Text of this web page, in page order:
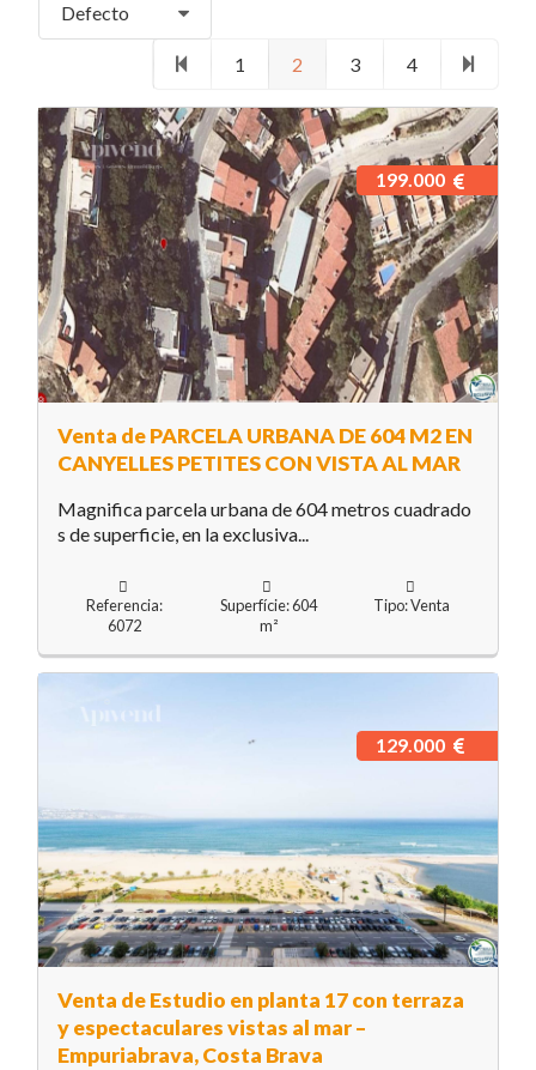
Defecto
1 2 3 4
Venta de PARCELA URBANA DE 604 M2 EN
CANYELLES PETITES CON VISTA AL MAR
199.000
Magnifica parcela urbana de 604 metros cuadrado
s de superficie, en la exclusiva...
Referencia:
6072
Superfície: 604
m²
Tipo: Venta
Venta de Estudio en planta 17 con terraza
y espectaculares vistas al mar –
Empuriabrava, Costa Brava
129.000